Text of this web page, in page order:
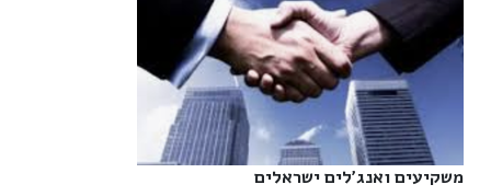
משקיעים ואנג'לים ישראלים‎